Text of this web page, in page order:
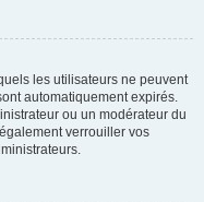
les utilisateurs ne peuvent
automatiquement expirés.
ou un modérateur du
verrouiller vos